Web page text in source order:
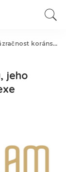
koránského stylu, jeho nenapodobitelnost a její reflexe
jeho